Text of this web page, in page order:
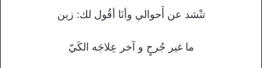
تنْشد عن أَحوالي وأنَا أقُول لك: زين
ما غير جُرحٍ و آخر عِلاجَه الكَيّ